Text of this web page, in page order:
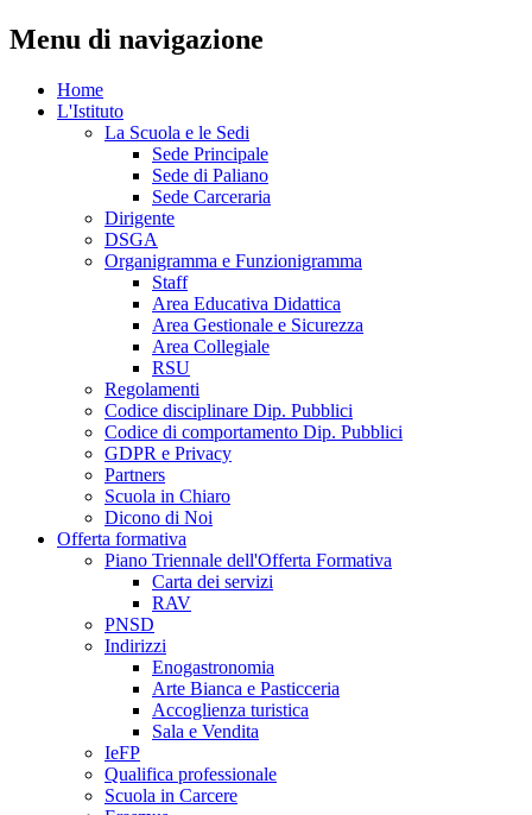
Menu di navigazione
Home
L'Istituto
La Scuola e le Sedi
Sede Principale
Sede di Paliano
Sede Carceraria
Dirigente
DSGA
Organigramma e Funzionigramma
Staff
Area Educativa Didattica
Area Gestionale e Sicurezza
Area Collegiale
RSU
Regolamenti
Codice disciplinare Dip. Pubblici
Codice di comportamento Dip. Pubblici
GDPR e Privacy
Partners
Scuola in Chiaro
Dicono di Noi
Offerta formativa
Piano Triennale dell'Offerta Formativa
Carta dei servizi
RAV
PNSD
Indirizzi
Enogastronomia
Arte Bianca e Pasticceria
Accoglienza turistica
Sala e Vendita
IeFP
Qualifica professionale
Scuola in Carcere